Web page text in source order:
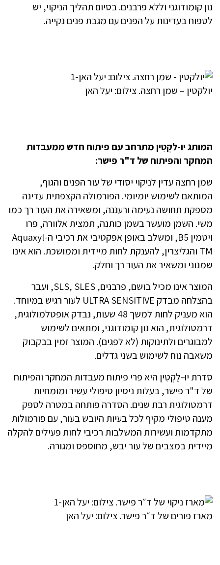
נון קומודוגני וללא פרבנים. בסיום תהליך הניקוי, יש
לטפוח בעדינות על הפנים עם מגבת פנים נקייה.
יולקטין – שמן רחצה. צילום: יעל האן
המותג יוּ-לַקְטִין מתרחב עם פיתוח חדש ממעבדות
המחקר והפיתוח של ד"ר פישר:
שמן רחצה עדין לניקוי יסודי של עור הפנים והגוף,
המותאם לשימוש יומיומי. הפורמולה הקצפתית עדינה
מספקת תחושה נעימה ורעננה, ומשאירה את העור רך כמו
משי. השמן מועשר בשמן כותנה, תמצית אלוורה, פרו
ויטמין B5, ומשלב באופן אפקטיבי את רכיבי ה-Aquaxyl
TM והגליצרין, להענקת לחות מיידית וממושכת. הוא אינו
שמנוני ומשאיר את העור רך וחלק.
המוצר אינו מכיל בושם, פרבנים, SLS, SLES, ועבר
בהצלחה מבדק ULTRA SENSITIVE לעור רגיש במיוחד.
הוא מעניק לחות למשך 48 שעות, נבדק אופטלמולוגית,
דרמטולוגית, הוא נון קומודוגני, ומתאים לשימוש
למבוגרים ולתינוקות (לא לפגים). המוצר זמין בבקבוק
משאבה נוח לשימוש בשני גדלים.
סדרת יוּ-לַקְטִין היא פרי פיתוח מעבדות המחקר והפיתוח
של ד"ר פישר, בעלות ניסיון טיפולי עשיר ומומחיות
דרמטולוגית רבת שנים. הסדרה פותחה במטרה לספק
מענה טיפולי מקיף לכל בעיות היובש בעור, עם פורמולות
מתקדמות ועשירות המשלבות רכיבי לחות פעילים להקלה
מיידית במצבים של עור יבש, מחוספס ומגורה.
מארז פורים של ד״ר פישר. צילום: יעל האן